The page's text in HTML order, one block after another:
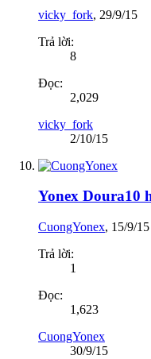
vicky_fork, 29/9/15
Trả lời:
8
Đọc:
2,029
vicky_fork
2/10/15
Yonex Doura10
CuongYonex, 15/9/15
Trả lời:
1
Đọc:
1,623
CuongYonex
30/9/15